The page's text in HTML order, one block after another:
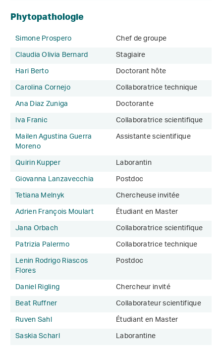
Phytopathologie
Simone Prospero
Chef de groupe
Claudia Olivia Bernard
Stagiaire
Hari Berto
Doctorant hôte
Carolina Cornejo
Collaboratrice technique
Ana Diaz Zuniga
Doctorante
Iva Franic
Collaboratrice scientifique
Mailen Agustina Guerra
Moreno
Assistante scientifique
Quirin Kupper
Laborantin
Giovanna Lanzavecchia
Postdoc
Tetiana Melnyk
Chercheuse invitée
Adrien François Moulart
Étudiant en Master
Jana Orbach
Collaboratrice scientifique
Patrizia Palermo
Collaboratrice technique
Lenin Rodrigo Riascos
Flores
Postdoc
Daniel Rigling
Chercheur invité
Beat Ruffner
Collaborateur scientifique
Ruven Sahl
Étudiant en Master
Saskia Scharl
Laborantine